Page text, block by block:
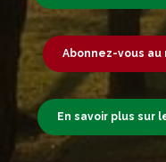
Abonnez-vous au
En savoir plus sur